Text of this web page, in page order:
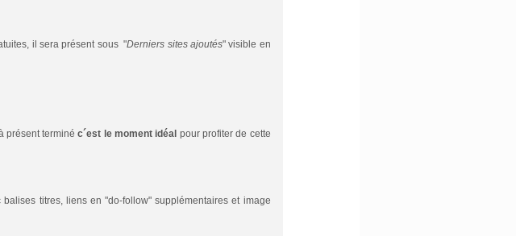
il sera présent sous "Derniers sites ajoutés" visible en
présent terminéc´est le moment idéal pour profiter de cette
balises titres, liens en "do-follow" supplémentaires et image